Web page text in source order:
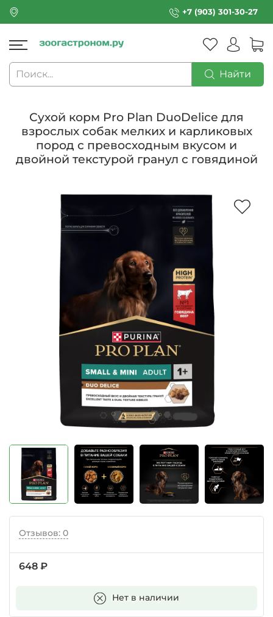
+7 (903) 301-30-27
Найти
Сухой корм Pro Plan DuoDelice для
взрослых собак мелких и карликовых
пород с превосходным вкусом и
двойной текстурой гранул с говядиной
Отзывов: 0
648 ₽
Нет в наличии
В корзину